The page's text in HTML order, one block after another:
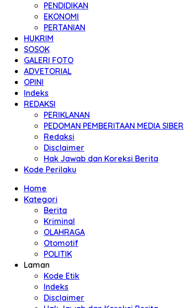
PENDIDIKAN
EKONOMI
PERTANIAN
HUKRIM
SOSOK
GALERI FOTO
ADVETORIAL
OPINI
Indeks
REDAKSI
PERIKLANAN
PEDOMAN PEMBERITAAN MEDIA SIBER
Redaksi
Disclaimer
Hak Jawab dan Koreksi Berita
Kode Perilaku
Home
Kategori
Berita
Kriminal
OLAHRAGA
Otomotif
POLITIK
Laman
Kode Etik
Indeks
Disclaimer